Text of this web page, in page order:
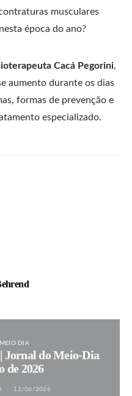
musculares
época do ano?
Cacá Pegorini,
aumento durante os dias
formas de prevenção e
especializado.
DIA
Jornal do Meio-Dia
de 2026
12/06/2026